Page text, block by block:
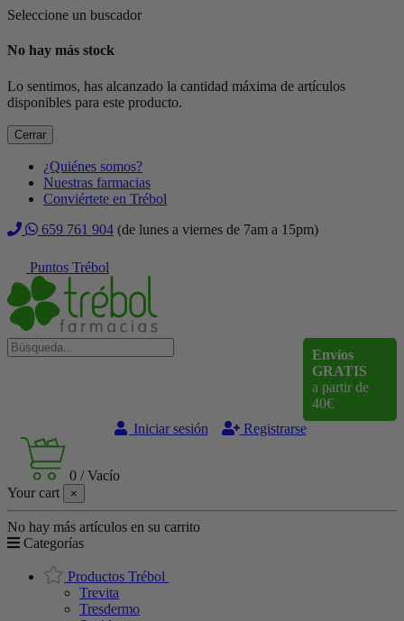
Seleccione un buscador
No hay más stock
Lo sentimos, has alcanzado la cantidad máxima de artículos
disponibles para este producto.
Cerrar
¿Quiénes somos?
Nuestras farmacias
Conviértete en Trébol
659 761 904 (de lunes a viernes de 7am a 15pm)
Puntos Trébol
Envíos
GRATIS
a partir de
40€
Iniciar sesión
Registrarse
0 /Vacío
Your cart
×
No hay más artículos en su carrito
Categorías
Productos Trébol
Trevita
Tresdermo